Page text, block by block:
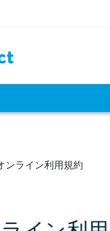
ンライン利用規約